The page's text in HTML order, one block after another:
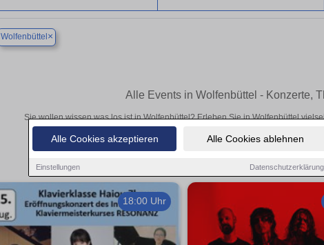
Alle Cookies akzeptieren Alle Cookies ablehnen
Einstellungen Datenschutzerklärung
Wolfenbüttel ×
Alle Events in Wolfenbüttel - Konzerte,
Sie wollen wissen was los ist in Wolfenbüttel? Erleben Sie in Wolfenbüttel
Theateraufführungen oder aufregende Veranstaltungen in
18:00 Uhr